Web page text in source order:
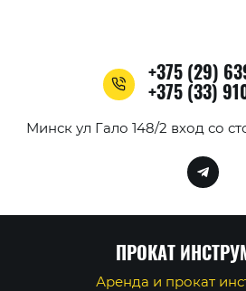
Минск ул Гало 148/2 вход со
+375 (29)
+375 (33)
ПРОКАТ
Аренда и прокат